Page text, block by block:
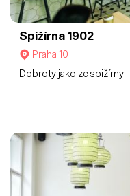
Spižírna 1902
Praha 10
Dobroty jako ze spižírny